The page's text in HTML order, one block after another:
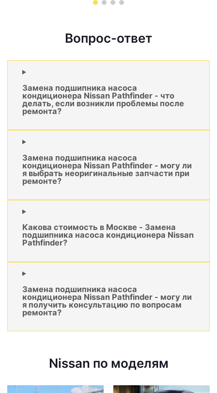
Вопрос-ответ
Замена подшипника насоса
кондиционера Nissan Pathfinder - что
делать, если возникли проблемы после
ремонта?
Замена подшипника насоса
кондиционера Nissan Pathfinder - могу ли
я выбрать неоригинальные запчасти при
ремонте?
Какова стоимость в Москве - Замена
подшипника насоса кондиционера Nissan
Pathfinder?
Замена подшипника насоса
кондиционера Nissan Pathfinder - могу ли
я получить консультацию по вопросам
ремонта?
Nissan по моделям